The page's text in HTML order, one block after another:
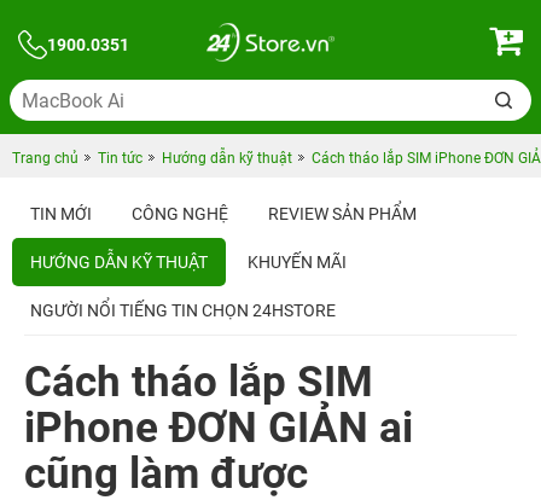
1900.0351
Trang chủ Tin tức Hướng dẫn kỹ thuật Cách tháo lắp SIM iPhone ĐƠN
TIN MỚI CÔNG NGHỆ REVIEW SẢN PHẨM
HƯỚNG DẪN KỸ THUẬT KHUYẾN MÃI
NGƯỜI NỔI TIẾNG TIN CHỌN 24HSTORE
Cách tháo lắp SIM
iPhone ĐƠN GIẢN ai
cũng làm được